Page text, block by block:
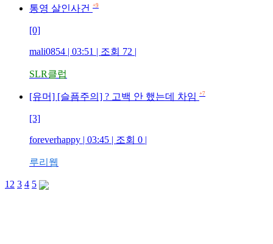
통영 살인사건 +9
[0]
mali0854 | 03:51 | 조회 72 |
SLR클럽
[유머] [슬픔주의] ? 고백 안 했는데 차임 +7
[3]
foreverhappy | 03:45 | 조회 0 |
루리웹
1 2 3 4 5